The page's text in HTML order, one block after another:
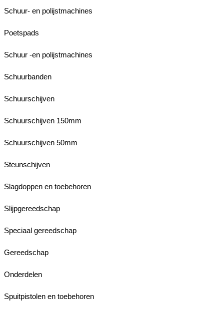
Schuur- en polijstmachines
Poetspads
Schuur -en polijstmachines
Schuurbanden
Schuurschijven
Schuurschijven 150mm
Schuurschijven 50mm
Steunschijven
Slagdoppen en toebehoren
Slijpgereedschap
Speciaal gereedschap
Gereedschap
Onderdelen
Spuitpistolen en toebehoren